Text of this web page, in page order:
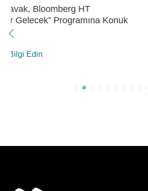
Dr. Kubilay Kavak, Bloomberg
Enerji” Programına Konuk Oldu